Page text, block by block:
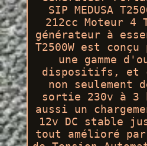
SIP MEDUSA
212cc Moteur 4
générateur à
T2500W est
une gamme
dispositifs, et
non seulement
sortie 230v à 3
aussi un
12v DC stable
tout amélioré